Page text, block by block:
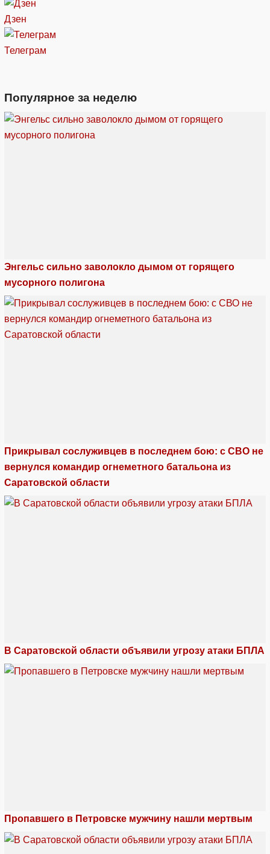
Дзен
Телеграм
Популярное за неделю
Энгельс сильно заволокло дымом от горящего
мусорного полигона
Прикрывал сослуживцев в последнем бою: с СВО не
вернулся командир огнеметного батальона из
Саратовской области
В Саратовской области объявили угрозу атаки БПЛА
Пропавшего в Петровске мужчину нашли мертвым